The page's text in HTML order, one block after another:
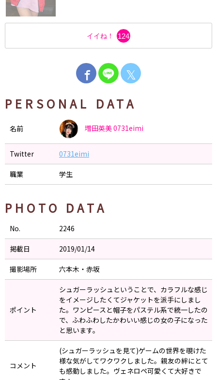
イイね！ 124
𝕏
PERSONAL DATA
名前 増田英美0731eimi
Twitter 0731eimi
職業 学生
PHOTO DATA
No. 2246
掲載日 2019/01/14
撮影場所 六本木・赤坂
ポイント
シュガーラッシュということで、カラフルな感じ
をイメージしたくてジャケットを派手にしまし
た。ワンピースと帽子をパステル系で統一したの
で、ふわふわしたかわいい感じの女の子になった
と思います。
コメント
(シュガーラッシュを見て)ゲームの世界を覗けた
様な気がしてワクワクしました。親友の絆にとて
も感動しました。ヴェネロペ可愛くて大好きで